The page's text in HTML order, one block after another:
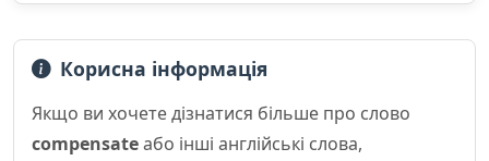
Корисна інформація
Якщо ви хочете дізнатися більше про слово
compensateабо інші англійські слова,